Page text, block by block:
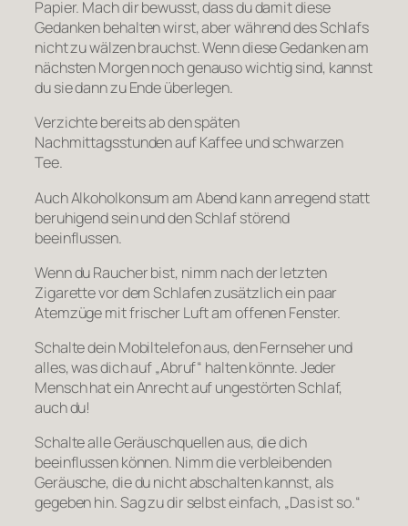
Papier. Mach dir bewusst, dass du damit diese
Gedanken behalten wirst, aber während des Schlafs
nicht zu wälzen brauchst. Wenn diese Gedanken am
nächsten Morgen noch genauso wichtig sind, kannst
du sie dann zu Ende überlegen.
Verzichte bereits ab den späten
Nachmittagsstunden auf Kaffee und schwarzen
Tee.
Auch Alkoholkonsum am Abend kann anregend statt
beruhigend sein und den Schlaf störend
beeinflussen.
Wenn du Raucher bist, nimm nach der letzten
Zigarette vor dem Schlafen zusätzlich ein paar
Atemzüge mit frischer Luft am offenen Fenster.
Schalte dein Mobiltelefon aus, den Fernseher und
alles, was dich auf „Abruf“ halten könnte. Jeder
Mensch hat ein Anrecht auf ungestörten Schlaf,
auch du!
Schalte alle Geräuschquellen aus, die dich
beeinflussen können. Nimm die verbleibenden
Geräusche, die du nicht abschalten kannst, als
gegeben hin. Sag zu dir selbst einfach, „Das ist so.“